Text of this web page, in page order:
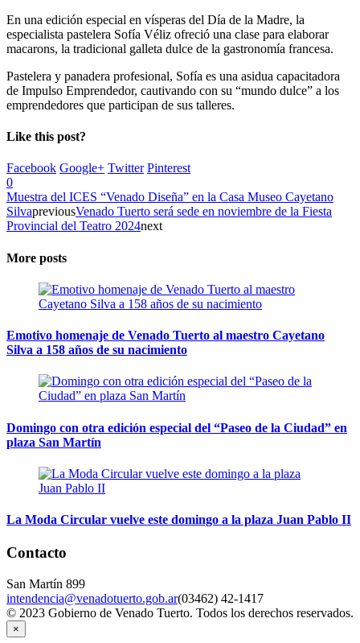
En una edición especial en vísperas del Día de la Madre, la
especialista pastelera Sofía Véliz ofreció una clase para elaborar
macarons, la tradicional galleta dulce de la gastronomía francesa.
Pastelera y panadera profesional, Sofía es una asidua capacitadora
de Impulso Emprendedor, cautivando con su “mundo dulce” a los
emprendedores que participan de sus talleres.
Like this post?
Facebook Google+ Twitter Pinterest
0
Muestra del ICES “Venado Diseña” en la Casa Museo Cayetano
SilvapreviousVenado Tuerto será sede en noviembre de la Fiesta
Provincial del Teatro 2024next
More posts
Emotivo homenaje de Venado Tuerto al maestro Cayetano
Silva a 158 años de su nacimiento
Domingo con otra edición especial del “Paseo de la Ciudad” en
plaza San Martín
La Moda Circular vuelve este domingo a la plaza Juan Pablo II
Contacto
San Martín 899
intendencia@venadotuerto.gob.ar(03462) 42-1417
© 2023 Gobierno de Venado Tuerto. Todos los derechos reservados.
×